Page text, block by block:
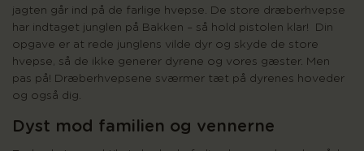
jagten går ind på de farlige hvepse. De store dræberhvepse
har indtaget junglen på Bakken – så hold pistolen klar! Din
opgave er at rede junglens vilde dyr og skyde de store
hvepse, så de ikke generer dyrene og vores gæster. Men
pas på! Dræberhvepsene sværmer tæt på dyrenes hoveder
og også dig.
Dyst mod familien og vennerne